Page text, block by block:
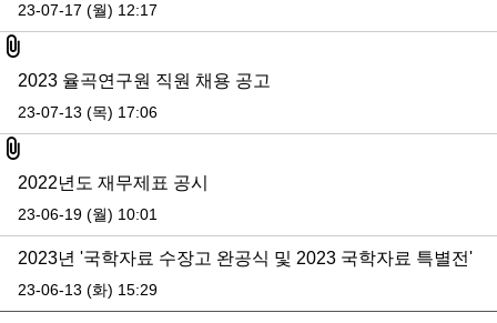
23-07-17 (월) 12:17
첨부파일
2023 율곡연구원 직원 채용 공고
23-07-13 (목) 17:06
첨부파일
2022년도 재무제표 공시
23-06-19 (월) 10:01
2023년 '국학자료 수장고 완공식 및 2023 국학자료 특별전'
23-06-13 (화) 15:29